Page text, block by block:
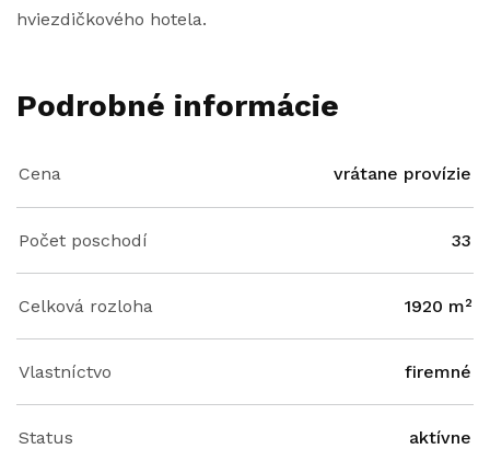
hviezdičkového hotela.
Podrobné informácie
Cena vrátane provízie
Počet poschodí 33
Celková rozloha 1920 m²
Vlastníctvo firemné
Status aktívne